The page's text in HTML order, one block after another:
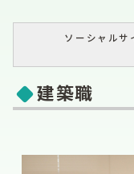
ソーシャルサ
建築職